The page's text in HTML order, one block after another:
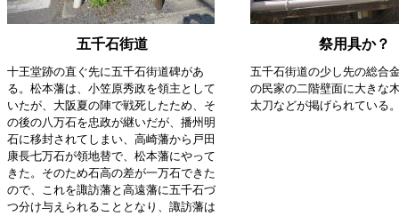
五千石街道 祭用具か？
十王堂跡の直ぐ先に五千石街道碑があ
る。松本藩は、小笠原秀政を領主として
いたが、大阪夏の陣で戦死したため、そ
の後の八万石を忠政が継いだが、播州明
石に移封されてしまい、高崎藩から戸田
康長七万石が領地替で、松本藩にやって
きた。そのため石高の差が一万石できた
ので、これを諏訪藩と高遠藩に五千石づ
つ分け与えられることとなり、諏訪藩は
五千石街道の少し先の総合
の民家の二階壁面に大きな
太刀などが掲げられている